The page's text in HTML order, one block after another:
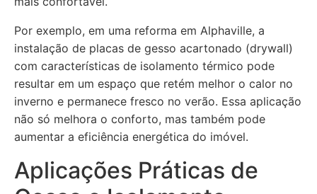
Por exemplo, em uma reforma em Alphaville, a
instalação de placas de gesso acartonado (drywall)
com características de isolamento térmico pode
resultar em um espaço que retém melhor o calor no
inverno e permanece fresco no verão. Essa aplicação
não só melhora o conforto, mas também pode
aumentar a eficiência energética do imóvel.
Aplicações Práticas de